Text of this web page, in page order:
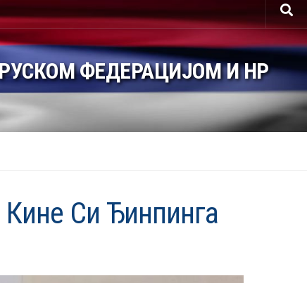
ФЕДЕРАЦИЈОМ И НР
Си Ђинпинга